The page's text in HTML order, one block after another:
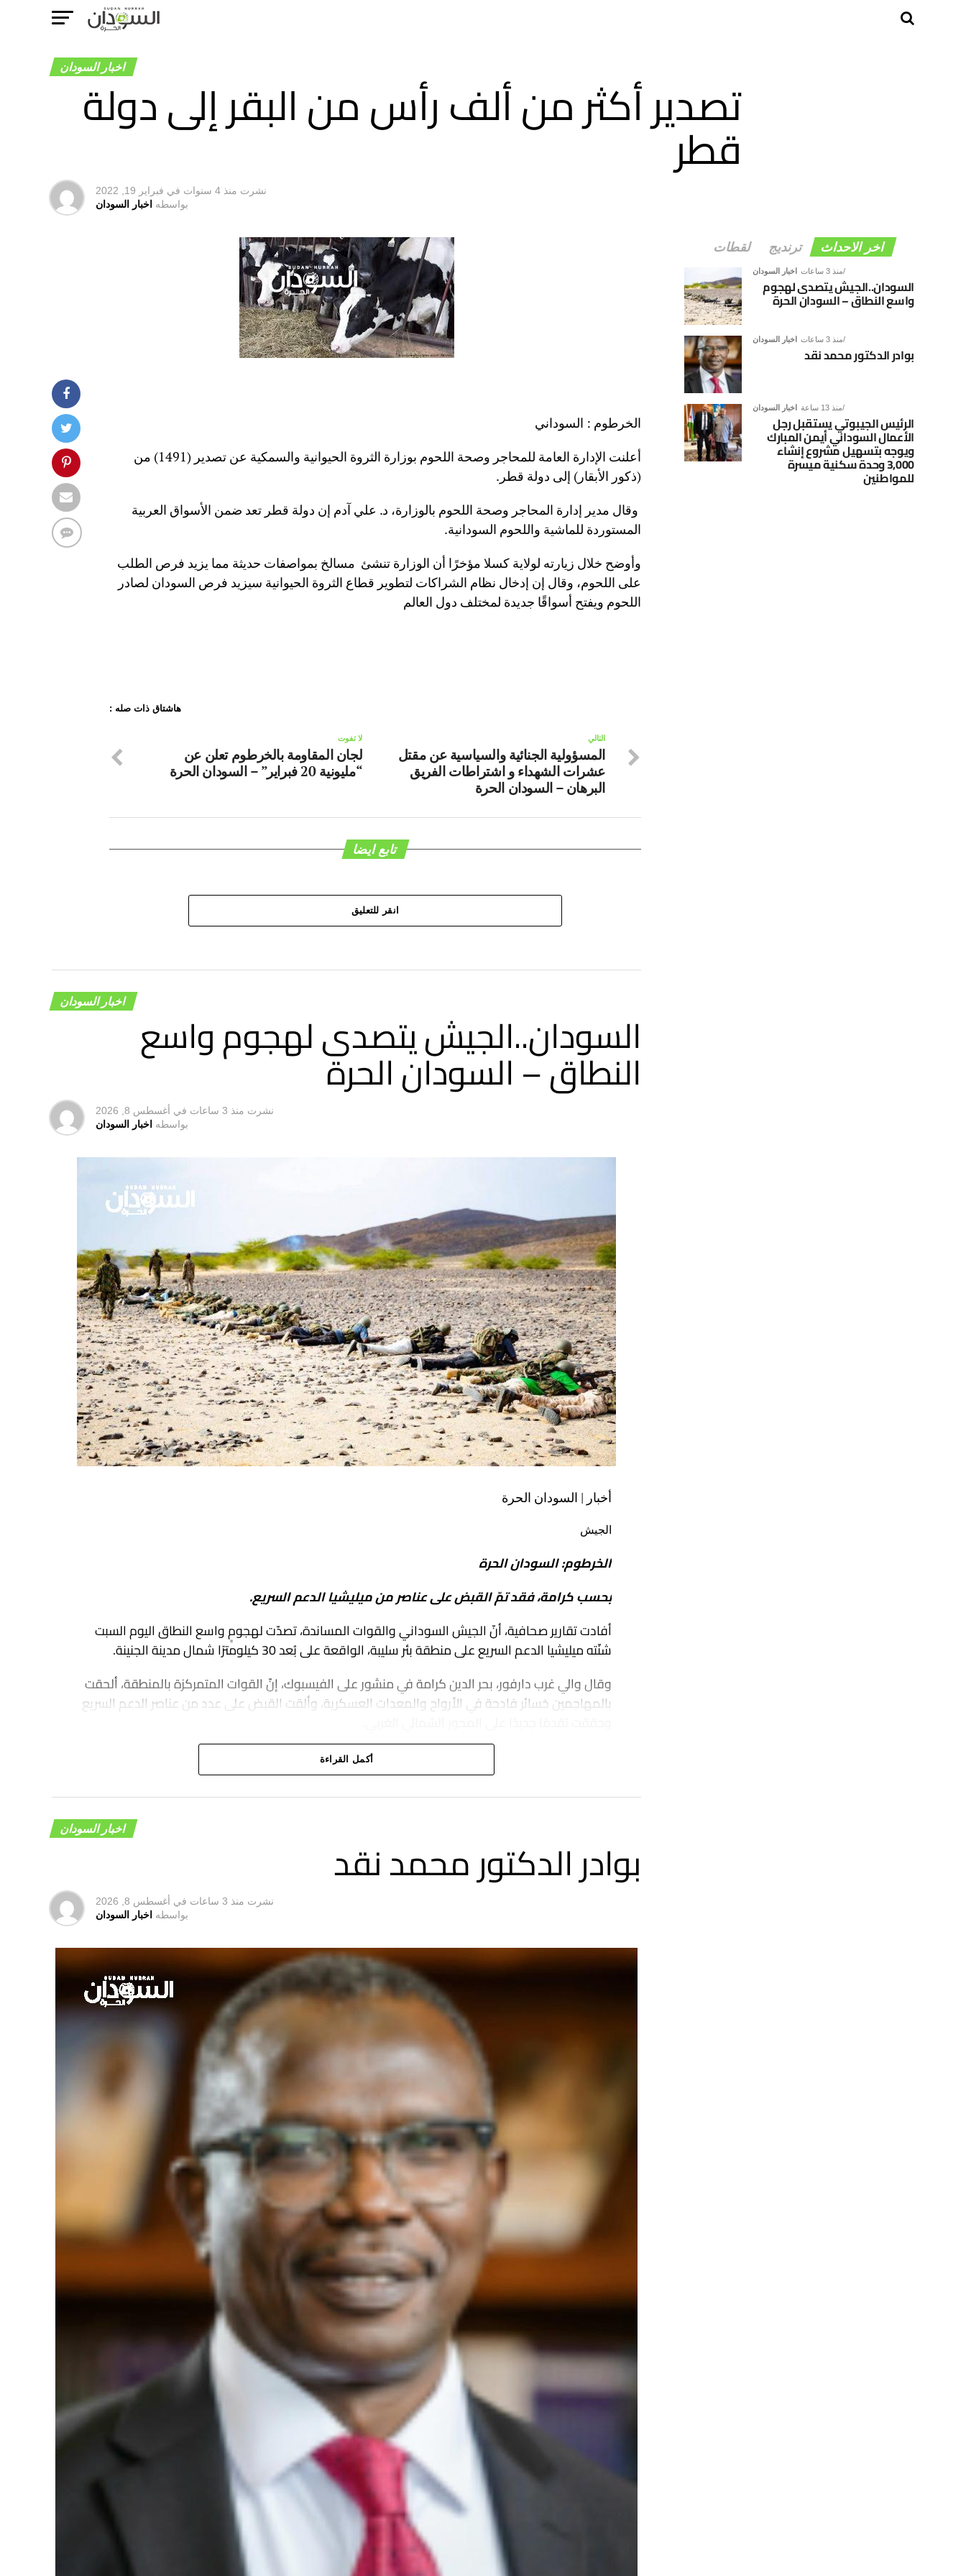
اخبار السودان
تصدير أكثر من ألف رأس من البقر إلى دولة
قطر
نشرت منذ 4 سنوات في فبراير 19, 2022
بواسطه اخبار السودان
الخرطوم : السوداني
أعلنت الإدارة العامة للمحاجر وصحة اللحوم بوزارة الثروة الحيوانية والسمكية عن تصدير (1491) من
(ذكور الأبقار) إلى دولة قطر.
وقال مدير إدارة المحاجر وصحة اللحوم بالوزارة، د. علي آدم إن دولة قطر تعد ضمن الأسواق العربية
المستوردة للماشية واللحوم السودانية.
وأوضح خلال زيارته لولاية كسلا مؤخرًا أن الوزارة تنشئ مسالخ بمواصفات حديثة مما يزيد فرص الطلب
على اللحوم، وقال إن إدخال نظام الشراكات لتطوير قطاع الثروة الحيوانية سيزيد فرص السودان لصادر
اللحوم ويفتح أسواقًا جديدة لمختلف دول العالم
هاشتاق ذات صله :
التالي
المسؤولية الجنائية والسياسية عن مقتل
عشرات الشهداء و اشتراطات الفريق
البرهان – السودان الحرة
لا تفوت
لجان المقاومة بالخرطوم تعلن عن
“مليونية 20 فبراير” – السودان الحرة
تابع ايضا
انقر للتعليق
اخبار السودان
السودان..الجيش يتصدى لهجوم واسع
النطاق – السودان الحرة
نشرت منذ 3 ساعات في أغسطس 8, 2026
بواسطه اخبار السودان
أخبار | السودان الحرة
الجيش
الخرطوم: السودان الحرة
بحسب كرامة، فقد تمّ القبض على عناصر من ميليشيا الدعم السريع.
أفادت تقارير صحافية، أنّ الجيش السوداني والقوات المساندة، تصدّت لهجومٍ واسع النطاق اليوم السبت
شنّته ميليشيا الدعم السريع على منطقة بئر سليبة، الواقعة على بُعد 30 كيلومترًا شمال مدينة الجنينة.
وقال والي غرب دارفور، بحر الدين كرامة في منشور على الفيسبوك، إنّ القوات المتمركزة بالمنطقة، ألحقت
بالمهاجمين خسائر فادحة في الأرواح والمعدات العسكرية، وألقت القبض على عدد من عناصر الدعم السريع
أكمل القراءة
اخبار السودان
بوادر الدكتور محمد نقد
نشرت منذ 3 ساعات في أغسطس 8, 2026
بواسطه اخبار السودان
اخر الاحداث ترنديج لقطات
اخبار السودان منذ 3 ساعات
السودان..الجيش يتصدى لهجوم
واسع النطاق – السودان الحرة
اخبار السودان منذ 3 ساعات
بوادر الدكتور محمد نقد
اخبار السودان منذ 13 ساعة
الرئيس الجيبوتي يستقبل رجل
الأعمال السوداني أيمن المبارك
ويوجه بتسهيل مشروع إنشاء
3,000 وحدة سكنية ميسرة
للمواطنين